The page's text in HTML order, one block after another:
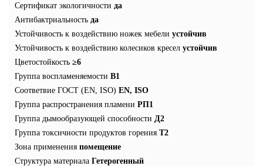
Сертификат экологичности да
Антибактриальность да
Устойчивость к воздействию ножек мебели устойчив
Устойчивость к воздействию колесиков кресел устойчив
Цветостойкость ≥6
Группа воспламеняемости В1
Соответвие ГОСТ (EN, ISO) EN, ISO
Группа распространения пламени РП1
Группа дымообразующей способности Д2
Группа токсичности продуктов горения Т2
Зона применения помещение
Структура материала Гетерогенный